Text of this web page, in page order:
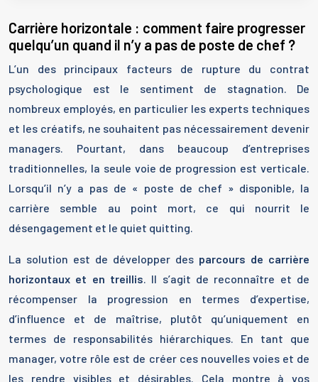
Carrière horizontale : comment faire progresser
quelqu’un quand il n’y a pas de poste de chef ?
L’un des principaux facteurs de rupture du contrat
psychologique est le sentiment de stagnation. De
nombreux employés, en particulier les experts techniques
et les créatifs, ne souhaitent pas nécessairement devenir
managers. Pourtant, dans beaucoup d’entreprises
traditionnelles, la seule voie de progression est verticale.
Lorsqu’il n’y a pas de « poste de chef » disponible, la
carrière semble au point mort, ce qui nourrit le
désengagement et le quiet quitting.
La solution est de développer des parcours de carrière
horizontaux et en treillis. Il s’agit de reconnaître et de
récompenser la progression en termes d’expertise,
d’influence et de maîtrise, plutôt qu’uniquement en
termes de responsabilités hiérarchiques. En tant que
manager, votre rôle est de créer ces nouvelles voies et de
les rendre visibles et désirables. Cela montre à vos